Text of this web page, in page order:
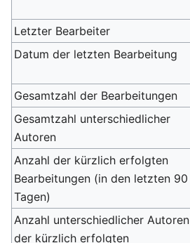
Letzter Bearbeiter
Datum der letzten Bearbeitung
Gesamtzahl der Bearbeitungen
Gesamtzahl unterschiedlicher
Autoren
Anzahl der kürzlich erfolgten
Bearbeitungen (in den letzten 90
Tagen)
Anzahl unterschiedlicher Autoren
der kürzlich erfolgten